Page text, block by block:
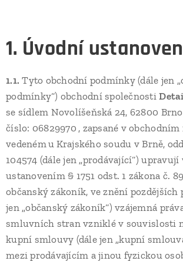
1. Úvodní
1.1. Tyto obchodní podmínky (dále jen
podmínky“) obchodní společnosti
se sídlem Novolíšeňská 24, 62800 Brno
číslo: 06829970 , zapsané v
vedenému Krajského soudu v Brně,
104574 (dále jen „prodávající“) upravují
ustanovením § 1751 odst. 1 zákona č.
občanský zákoník, ve znění pozdějších
jen „občanský zákoník“) vzájemná
smluvních stran vzniklé v souvislosti
kupní smlouvy (dále jen „kupní
mezi prodávajícím a jinou fyzickou